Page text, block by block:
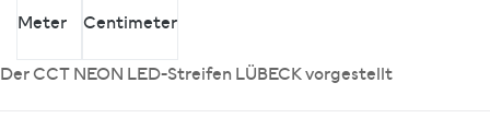
Meter Centimeter
Der CCT NEON LED-Streifen LÜBECK vorgestellt